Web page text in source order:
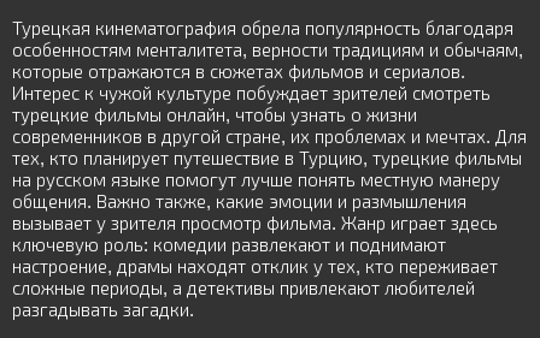
Турецкая кинематография обрела популярность благодаря
особенностям менталитета, верности традициям и обычаям,
которые отражаются в сюжетах фильмов и сериалов.
Интерес к чужой культуре побуждает зрителей смотреть
турецкие фильмы онлайн, чтобы узнать о жизни
современников в другой стране, их проблемах и мечтах. Для
тех, кто планирует путешествие в Турцию, турецкие фильмы
на русском языке помогут лучше понять местную манеру
общения. Важно также, какие эмоции и размышления
вызывает у зрителя просмотр фильма. Жанр играет здесь
ключевую роль: комедии развлекают и поднимают
настроение, драмы находят отклик у тех, кто переживает
сложные периоды, а детективы привлекают любителей
разгадывать загадки.